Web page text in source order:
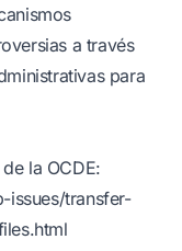
a través
para
la OCDE:
issues/transfer-